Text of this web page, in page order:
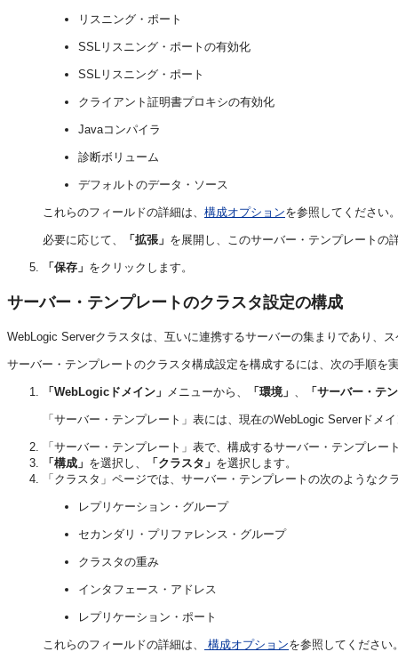
リスニング・ポート
SSLリスニング・ポートの有効化
SSLリスニング・ポート
クライアント証明書プロキシの有効化
Javaコンパイラ
診断ボリューム
デフォルトのデータ・ソース
これらのフィールドの詳細は、 構成オプションを参照してください
必要に応じて、 「拡張」 を展開し、このサーバー・テンプレートの
「保存」 をクリックします。
サーバー・テンプレートのクラスタ設定の構成
WebLogic Serverクラスタは、互いに連携するサーバーの集まりであり、
サーバー・テンプレートのクラスタ構成設定を構成するには、次の手順を
「WebLogicドメイン」 メニューから、 「環境」 、 「サーバー・テ
「サーバー・テンプレート」表には、現在のWebLogic Serverド
「サーバー・テンプレート」表で、構成するサーバー・テンプレー
「構成」 を選択し、 「クラスタ」 を選択します。
「クラスタ」ページでは、サーバー・テンプレートの次のようなク
レプリケーション・グループ
セカンダリ・プリファレンス・グループ
クラスタの重み
インタフェース・アドレス
レプリケーション・ポート
これらのフィールドの詳細は、 構成オプションを参照してください